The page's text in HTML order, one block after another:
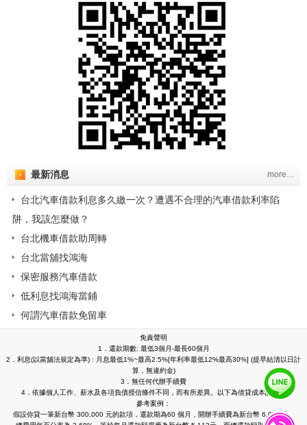
最新消息 more…
台北汽車借款利息多久繳一次？遭遇不合理的汽車借款利率陷
阱，我該怎麼做？
台北機車借款助周轉
台北當舖找鴻海
保密服務汽車借款
低利息找鴻海當鋪
何謂汽車借款免留車
免責聲明
1．還款期數: 最低3個月-最長60個月
2．利息(以當舖法規定為準) : 月息最低1%~最高2.5%[年利率最低12%最高30%] (提早結清以日計
算，無違約金)
3．無任何代辦手續費
4．依據個人工作、薪水及各項負債授信條件不同，而有所差異。以下為借貸成本計算的
參考案例：
假設你貸一筆新台幣 300,000 元的款項，還款期為60 個月，開辦手續費為新台幣 6,000元，